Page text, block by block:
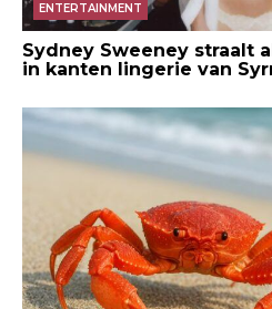
ENTERTAINMENT
Sydney Sweeney straalt
in kanten lingerie van